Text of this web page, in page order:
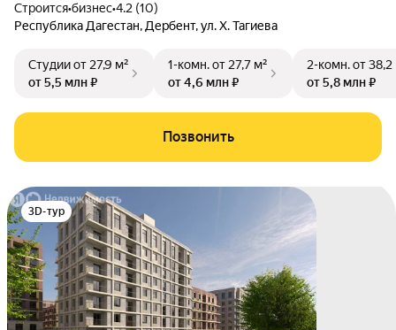
Строится•бизнес•4.2 (10)
Республика Дагестан, Дербент,ул. Х. Тагиева
Студииот 27,9 м²
от 5,5 млн ₽
1-комн.от 27,7 м²
от 4,6 млн ₽
2-комн.от 38,2
от 5,8 млн ₽
Позвонить
3D-тур